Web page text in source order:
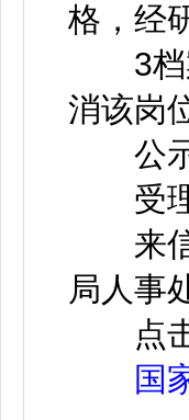
格，经
3档案
消该岗
公示
受理
来信
局人事
点击
国